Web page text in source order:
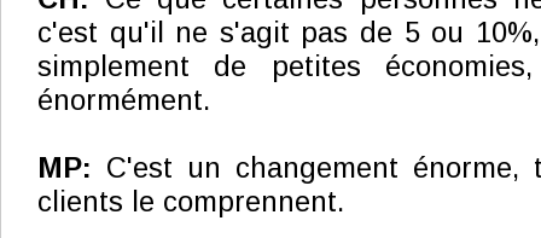
c'est qu'il ne s'agit pas de 5 ou
simplement de petites
énormément.
MP: C'est un changement énorme,
clients le comprennent.